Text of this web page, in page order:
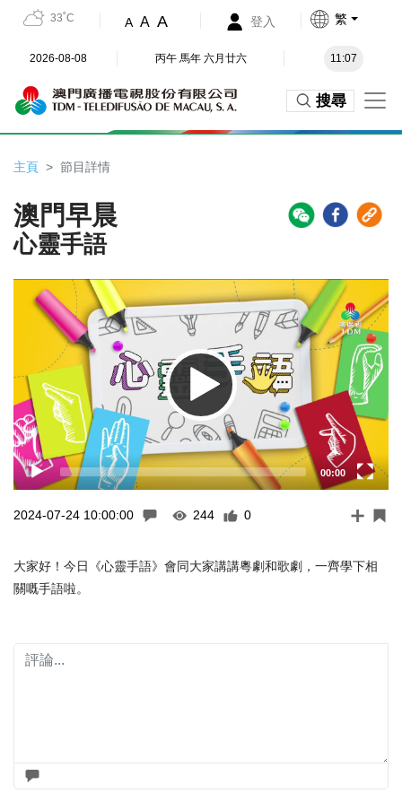
33˚C A A A 登入 繁
2026-08-08 丙午 馬年 六月廿六 11:07
搜尋
主頁 節目詳情
澳門早晨
心靈手語
Video
Player
00:00
2024-07-24 10:00:00 244 0
大家好！今日《心靈手語》會同大家講講粵劇和歌劇，一齊學下相
關嘅手語啦。